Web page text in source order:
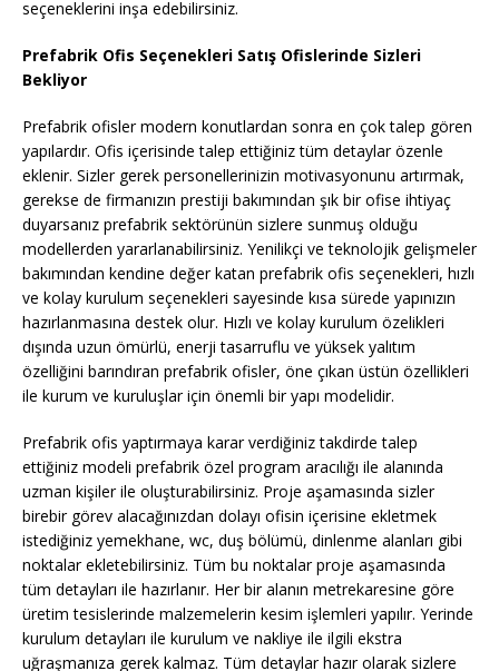
seçeneklerini inşa edebilirsiniz.
Prefabrik Ofis Seçenekleri Satış Ofislerinde Sizleri
Bekliyor
Prefabrik ofisler modern konutlardan sonra en çok talep gören
yapılardır. Ofis içerisinde talep ettiğiniz tüm detaylar özenle
eklenir. Sizler gerek personellerinizin motivasyonunu artırmak,
gerekse de firmanızın prestiji bakımından şık bir ofise ihtiyaç
duyarsanız prefabrik sektörünün sizlere sunmuş olduğu
modellerden yararlanabilirsiniz. Yenilikçi ve teknolojik gelişmeler
bakımından kendine değer katan prefabrik ofis seçenekleri, hızlı
ve kolay kurulum seçenekleri sayesinde kısa sürede yapınızın
hazırlanmasına destek olur. Hızlı ve kolay kurulum özelikleri
dışında uzun ömürlü, enerji tasarruflu ve yüksek yalıtım
özelliğini barındıran prefabrik ofisler, öne çıkan üstün özellikleri
ile kurum ve kuruluşlar için önemli bir yapı modelidir.
Prefabrik ofis yaptırmaya karar verdiğiniz takdirde talep
ettiğiniz modeli prefabrik özel program aracılığı ile alanında
uzman kişiler ile oluşturabilirsiniz. Proje aşamasında sizler
birebir görev alacağınızdan dolayı ofisin içerisine ekletmek
istediğiniz yemekhane, wc, duş bölümü, dinlenme alanları gibi
noktalar ekletebilirsiniz. Tüm bu noktalar proje aşamasında
tüm detayları ile hazırlanır. Her bir alanın metrekaresine göre
üretim tesislerinde malzemelerin kesim işlemleri yapılır. Yerinde
kurulum detayları ile kurulum ve nakliye ile ilgili ekstra
uğraşmanıza gerek kalmaz. Tüm detaylar hazır olarak sizlere